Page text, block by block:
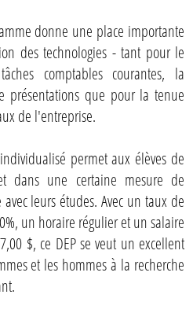
donne une place importante
des technologies - tant pour le
comptables courantes, la
présentations que pour la tenue
de l'entreprise.
permet aux élèves de
dans une certaine mesure de
leurs études. Avec un taux de
un horaire régulier et un salaire
$, ce DEP se veut un excellent
et les hommes à la recherche